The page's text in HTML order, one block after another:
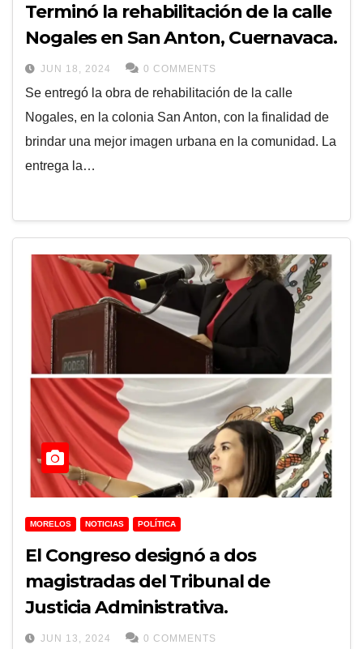
Terminó la rehabilitación de la calle
Nogales en San Anton, Cuernavaca.
JUN 18, 2024 0 COMMENTS
Se entregó la obra de rehabilitación de la calle
Nogales, en la colonia San Anton, con la finalidad de
brindar una mejor imagen urbana en la comunidad. La
entrega la…
MORELOS NOTICIAS POLÍTICA
El Congreso designó a dos
magistradas del Tribunal de
Justicia Administrativa.
JUN 13, 2024 0 COMMENTS